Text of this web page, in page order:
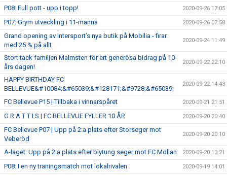
P08: Full pott - upp i topp! 2020-09-26 17:05
P07: Grym utveckling i 11-manna 2020-09-26 07:58
Grand opening av Intersport’s nya butik på Mobilia - firar
med 25 % på allt
2020-09-24 11:49
Stort tack familjen Malmsten för ert generösa bidrag på 10-
års dagen!
2020-09-22 22:10
HAPPY BIRTHDAY FC
BELLEVUE&#10084;&#65039;&#128171;&#9728;&#65039;
2020-09-22 14:43
FC Bellevue P15 | Tillbaka i vinnarspåret 2020-09-21 21:51
G R A T T I S | FC BELLEVUE FYLLER 10 ÅR 2020-09-20 20:40
FC Bellevue P07 | Upp på 2:a plats efter Storseger mot
Veberöd
2020-09-20 20:10
A-laget: Upp på 2:a plats efter blytung seger mot FC Möllan 2020-09-20 13:21
P08: I en ny träningsmatch mot lokalrivalen 2020-09-19 14:01